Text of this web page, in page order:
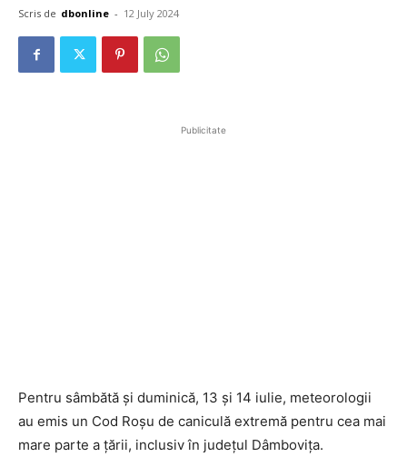
Scris de dbonline - 12 July 2024
Publicitate
Pentru sâmbătă și duminică, 13 și 14 iulie, meteorologii
au emis un Cod Roșu de caniculă extremă pentru cea mai
mare parte a țării, inclusiv în județul Dâmbovița.